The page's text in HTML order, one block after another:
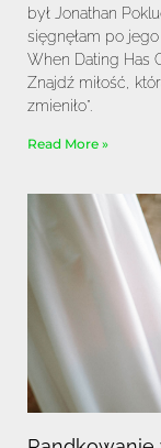
był Jonathan
sięgnęłam po
When Dating Has
Znajdź miłość,
zmieniło”.
Read More »